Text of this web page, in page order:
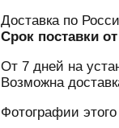
Доставка по
Срок поставки
От 7 дней на
Возможна
Фотографии